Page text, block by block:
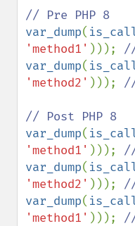
var_dump(
'method1' )));
var_dump(
'method2' )));
var_dump(
'method1' )));
var_dump(
'method2' )));
var_dump(
'method1' )));